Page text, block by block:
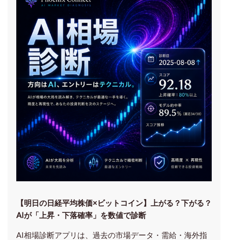
【明日の⽇経平均株価×ビットコイン】上がる？下がる？
AIが「上昇・下落確率」を数値で診断
AI相場診断アプリは、過去の市場データ・需給・海外指